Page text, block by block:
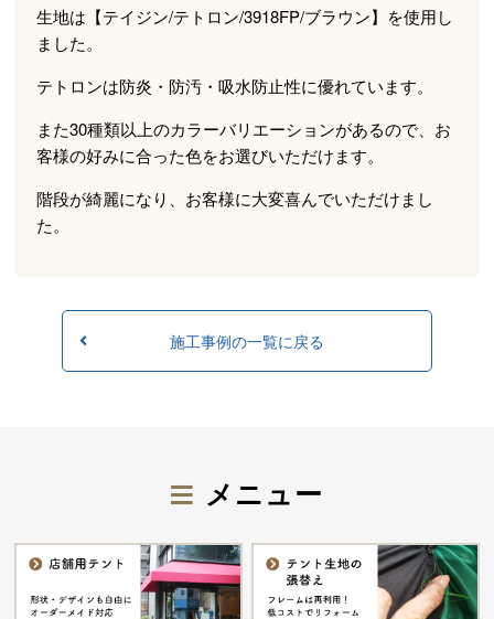
生地は【テイジン/テトロン/3918FP/ブラウン】を使用し
ました。
テトロンは防炎・防汚・吸水防止性に優れています。
また30種類以上のカラーバリエーションがあるので、お
客様の好みに合った色をお選びいただけます。
階段が綺麗になり、お客様に大変喜んでいただけまし
た。
施工事例の一覧に戻る
メニュー